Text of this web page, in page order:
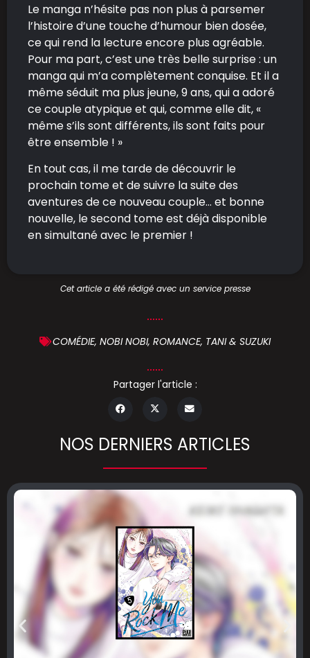
Le manga n’hésite pas non plus à parsemer
l’histoire d’une touche d’humour bien dosée,
ce qui rend la lecture encore plus agréable.
Pour ma part, c’est une très belle surprise : un
manga qui m’a complètement conquise. Et il a
même séduit ma plus jeune, 9 ans, qui a adoré
ce couple atypique et qui, comme elle dit, «
même s’ils sont différents, ils sont faits pour
être ensemble ! »
En tout cas, il me tarde de découvrir le
prochain tome et de suivre la suite des
aventures de ce nouveau couple… et bonne
nouvelle, le second tome est déjà disponible
en simultané avec le premier !
Cet article a été rédigé avec un service presse
COMÉDIE, NOBI NOBI, ROMANCE, TANI & SUZUKI
Partager l'article :
NOS DERNIERS ARTICLES